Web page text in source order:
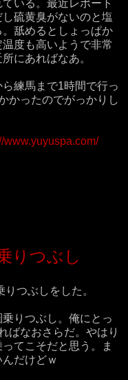
いる。最近レポート
硫黄臭がないのと塩
舐めるとしょっぱか
度も高いようで非常
にあればなあ。
練馬まで1時間で行っ
かったのでがっかりし
www.yuyuspa.com/
りつぶし
つぶしをした。
りつぶし。俺にとっ
ばなおさらだ。やはり
てこそだと思う。ま
だけどｗ